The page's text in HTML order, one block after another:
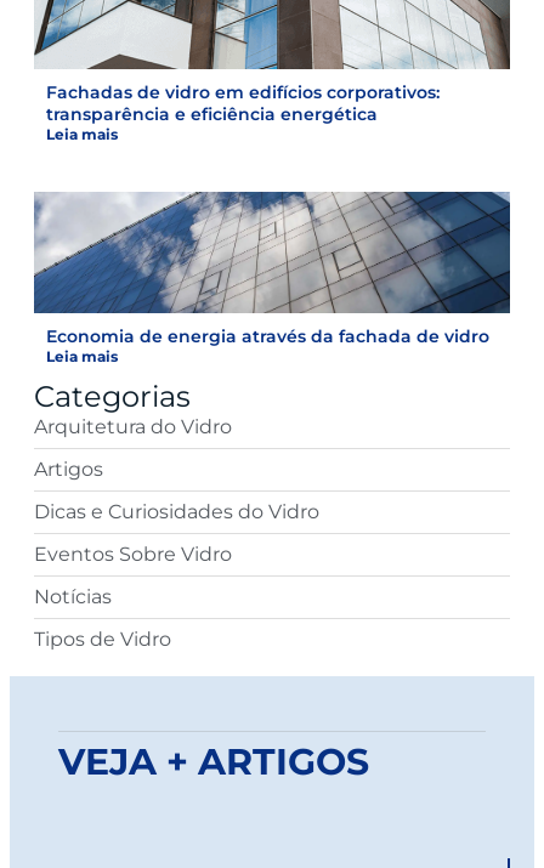
Fachadas de vidro em edifícios corporativos:
transparência e eficiência energética
Leia mais
Economia de energia através da fachada de vidro
Leia mais
Categorias
Arquitetura do Vidro
Artigos
Dicas e Curiosidades do Vidro
Eventos Sobre Vidro
Notícias
Tipos de Vidro
VEJA + ARTIGOS